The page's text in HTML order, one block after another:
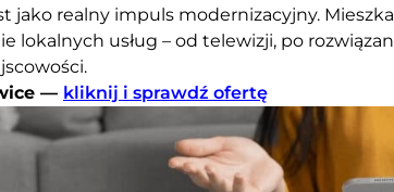
jako realny impuls modernizacyjny.
lokalnych usług – od telewizji, po
— kliknij i sprawdź ofertę